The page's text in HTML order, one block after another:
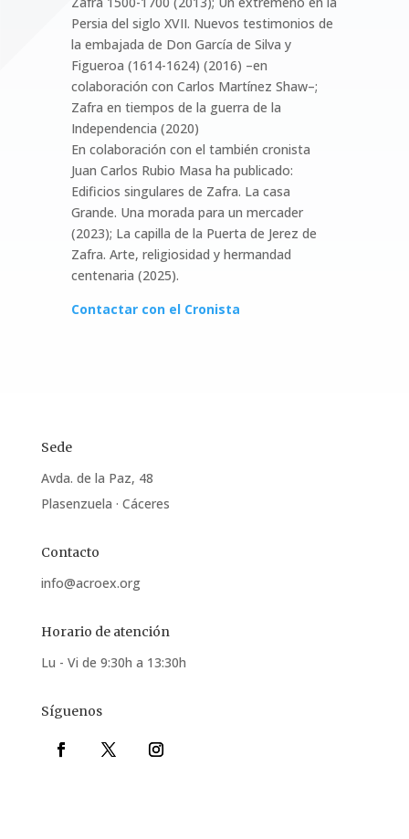
Persia del siglo XVII. Nuevos testimonios de
la embajada de Don García de Silva y
Figueroa (1614-1624) (2016) –en
colaboración con Carlos Martínez Shaw–;
Zafra en tiempos de la guerra de la
Independencia (2020)
En colaboración con el también cronista
Juan Carlos Rubio Masa ha publicado:
Edificios singulares de Zafra. La casa
Grande. Una morada para un mercader
(2023); La capilla de la Puerta de Jerez de
Zafra. Arte, religiosidad y hermandad
centenaria (2025).
Contactar con el Cronista
Sede
Avda. de la Paz, 48
Plasenzuela · Cáceres
Contacto
info@acroex.org
Horario de atención
Lu - Vi de 9:30h a 13:30h
Síguenos